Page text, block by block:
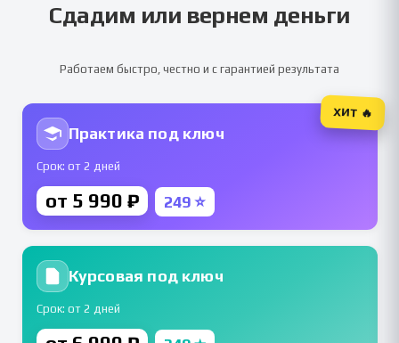
Сдадим или вернем деньги
Работаем быстро, честно и с гарантией результата
Практика под ключ
Срок: от 2 дней
от 5 990 ₽ 249 ⭐
ХИТ 🔥
Курсовая под ключ
Срок: от 2 дней